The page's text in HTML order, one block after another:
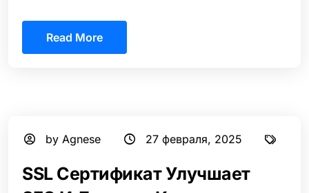
Read More
by Agnese 27 февраля, 2025
SSL Сертификат Улучшает